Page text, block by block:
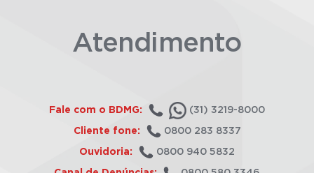
Atendimento
Fale com o BDMG: (31) 3219-8000
Cliente fone: 0800 283 8337
Ouvidoria: 0800 940 5832